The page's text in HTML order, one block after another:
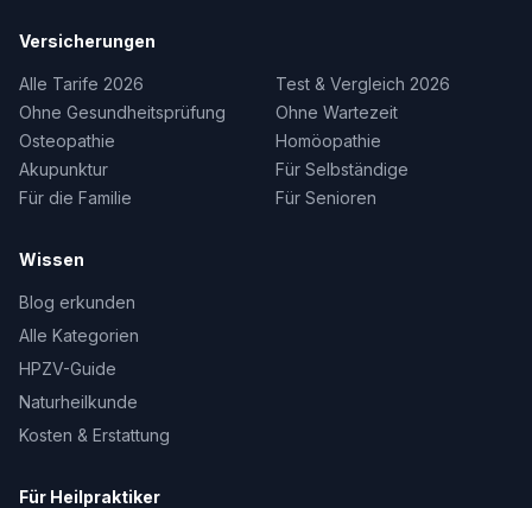
Versicherungen
Alle Tarife 2026
Test & Vergleich 2026
Ohne Gesundheitsprüfung
Ohne Wartezeit
Osteopathie
Homöopathie
Akupunktur
Für Selbständige
Für die Familie
Für Senioren
Wissen
Blog erkunden
Alle Kategorien
HPZV-Guide
Naturheilkunde
Kosten & Erstattung
Für Heilpraktiker